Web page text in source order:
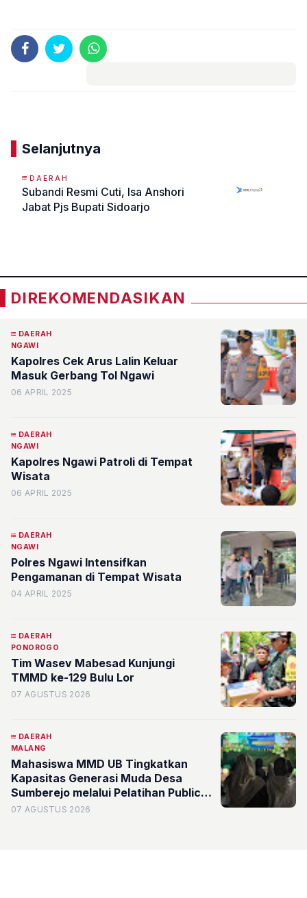
Selanjutnya
DAERAH
Subandi Resmi Cuti, Isa Anshori
Jabat Pjs Bupati Sidoarjo
DIREKOMENDASIKAN
DAERAH
NGAWI
Kapolres Cek Arus Lalin Keluar
Masuk Gerbang Tol Ngawi
06 APRIL 2025
DAERAH
NGAWI
Kapolres Ngawi Patroli di Tempat
Wisata
06 APRIL 2025
DAERAH
NGAWI
Polres Ngawi Intensifkan
Pengamanan di Tempat Wisata
04 APRIL 2025
DAERAH
PONOROGO
Tim Wasev Mabesad Kunjungi
TMMD ke-129 Bulu Lor
07 AGUSTUS 2026
DAERAH
MALANG
Mahasiswa MMD UB Tingkatkan
Kapasitas Generasi Muda Desa
Sumberejo melalui Pelatihan Public
Speaking dan Digitalisasi Potensi
07 AGUSTUS 2026